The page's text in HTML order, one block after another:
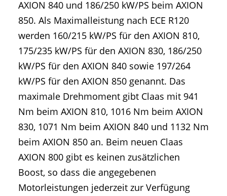
AXION 840 und 186/250 kW/PS beim AXION
850. Als Maximalleistung nach ECE R120
werden 160/215 kW/PS für den AXION 810,
175/235 kW/PS für den AXION 830, 186/250
kW/PS für den AXION 840 sowie 197/264
kW/PS für den AXION 850 genannt. Das
maximale Drehmoment gibt Claas mit 941
Nm beim AXION 810, 1016 Nm beim AXION
830, 1071 Nm beim AXION 840 und 1132 Nm
beim AXION 850 an. Beim neuen Claas
AXION 800 gibt es keinen zusätzlichen
Boost, so dass die angegebenen
Motorleistungen jederzeit zur Verfügung